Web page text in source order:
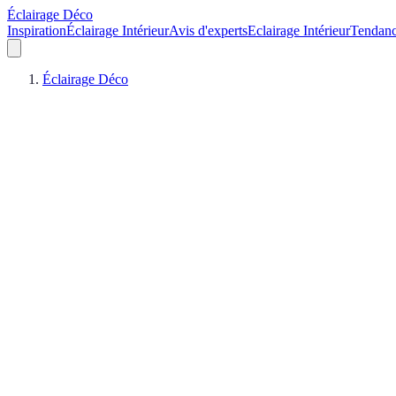
Éclairage Déco
InspirationÉclairage IntérieurAvis d'expertsEclairage Intérieur
Éclairage Déco